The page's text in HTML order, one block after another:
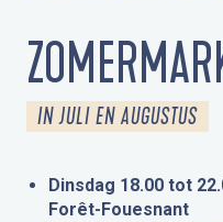
IN JULI EN AUGUSTUS
Dinsdag 18.00 tot
Forêt-Fouesnant